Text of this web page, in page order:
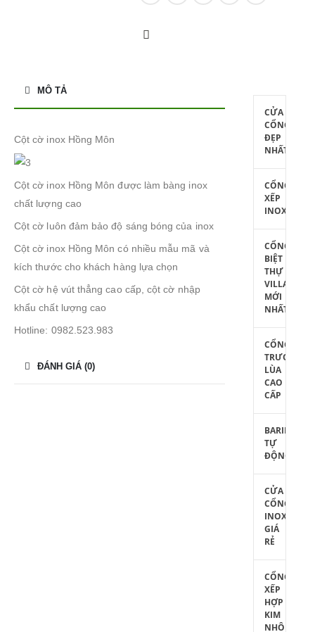
MÔ TẢ
Cột cờ inox Hồng Môn
Cột cờ inox Hồng Môn được làm bàng inox
chất lượng cao
Cột cờ luôn đảm bảo độ sáng bóng của inox
Cột cờ inox Hồng Môn có nhiều mẫu mã và
kích thước cho khách hàng lựa chọn
Cột cờ hệ vút thẳng cao cấp, cột cờ nhập
khẩu chất lượng cao
Hotline: 0982.523.983
ĐÁNH GIÁ (0)
CỬA
CỔNG
ĐẸP
NHẤT
CỔNG
XẾP
INOX
CỔNG
BIỆT
THỰ
VILLA
MỚI
NHẤT
CỔNG
TRƯỢT
LÙA
CAO
CẤP
BARIE
TỰ
ĐỘNG
CỬA
CỔNG
INOX
GIÁ
RẺ
CỔNG
XẾP
HỢP
KIM
NHÔM